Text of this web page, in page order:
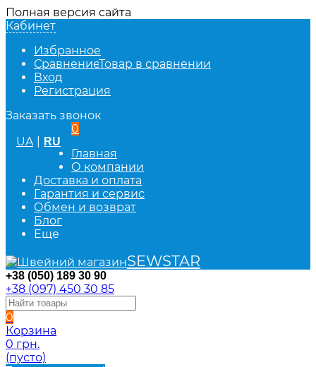
Полная версия сайта
Кабинет
Избранное
СравнениеТовар в сравнении
Вход
Регистрация
Заказать звонок
UA
RU
0
Главная
О компании
Доставка и оплата
Гарантия и сервис
Обмен и возврат
Блог
Еще
SEWSTAR
+38 (050) 189 30 90
+38 (097) 450 30 85
0
Корзина
0 грн.
(пусто)